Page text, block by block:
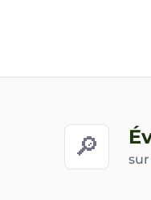
🔎 sur